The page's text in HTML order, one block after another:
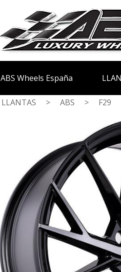
ABS Wheels España
LLANTAS > ABS > F29